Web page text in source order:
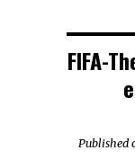
FIFA-
Published